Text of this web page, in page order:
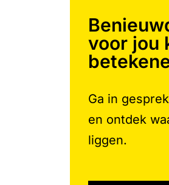
voor jou
Ga in
en ontdek
liggen.